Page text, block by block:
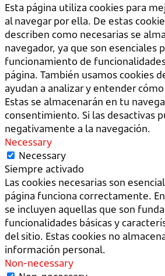
Esta página utiliza cookies para
al navegar por ella. De estas
describen como necesarias se
navegador, ya que son esenciales
funcionamiento de
página. También usamos cookies
ayudan a analizar y entender
Estas se almacenarán en tu
consentimiento. Si las desactivas
negativamente a la navegación.
Necessary
Necessary
Siempre activado
Las cookies necesarias son
página funciona correctamente.
se incluyen aquellas que son
funcionalidades básicas y
del sitio. Estas cookies no
información personal.
Non-necessary